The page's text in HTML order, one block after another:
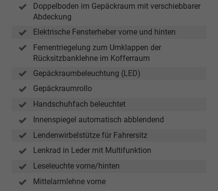
Doppelboden im Gepäckraum mit verschiebbarer
Abdeckung
Elektrische Fensterheber vorne und hinten
Fernentriegelung zum Umklappen der
Rücksitzbanklehne im Kofferraum
Gepäckraumbeleuchtung (LED)
Gepäckraumrollo
Handschuhfach beleuchtet
Innenspiegel automatisch abblendend
Lendenwirbelstütze für Fahrersitz
Lenkrad in Leder mit Multifunktion
Leseleuchte vorne/hinten
Mittelarmlehne vorne